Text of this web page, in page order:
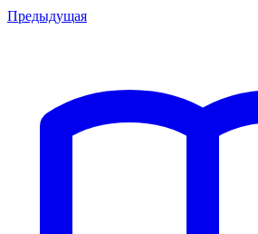
Предыдущая